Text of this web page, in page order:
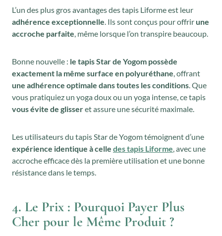
n
i
t
a
l
é
t
:
,
c
t
u
l
e
s
:
1
0
0
0
€
L’un des plus gros avantages des tapis Liforme est leur
adhérence exceptionnelle. Ils sont conçus pour offrir une
accroche parfaite, même lorsque l’on transpire beaucoup.
Bonne nouvelle : le tapis Star de Yogom possède
exactement la même surface en polyuréthane, offrant
une adhérence optimale dans toutes les conditions. Que
vous pratiquiez un yoga doux ou un yoga intense, ce tapis
vous évite de glisseret assure une sécurité maximale.
Les utilisateurs du tapis Star de Yogom témoignent d’une
expérience identique à celle des tapis Liforme, avec une
accroche efficace dès la première utilisation et une bonne
résistance dans le temps.
4. Le Prix : Pourquoi Payer Plus
Cher pour le Même Produit ?